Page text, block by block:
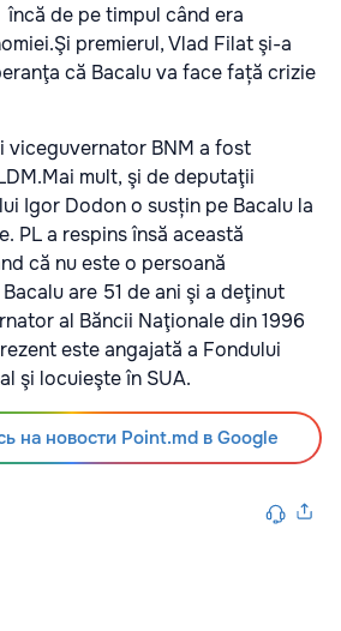
încă de pe timpul când era
premierul, Vlad Filat şi-a
că Bacalu va face față crizie
viceguvernator BNM a fost
mult, şi de deputaţii
Igor Dodon o susțin pe Bacalu la
PL a respins însă această
că nu este o persoană
are 51 de ani şi a deţinut
al Băncii Naţionale din 1996
este angajată a Fondului
şi locuieşte în SUA.
на новости Point.md в Google